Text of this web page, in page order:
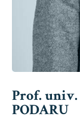
Prof.
PODARU